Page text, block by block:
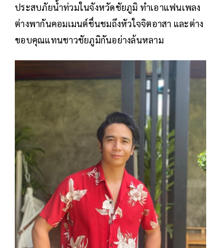
ประสบภัยน้ำท่วมในจังหวัดชัยภูมิ ทำเอาแฟนเพลง
ต่างพากันคอมเมนต์ชื่นชมถึงหัวใจจิตอาสา และต่าง
ขอบคุณแทนชาวชัยภูมิกันอย่างล้นหลาม